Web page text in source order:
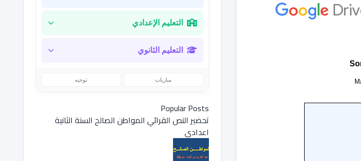
التعليم الإعدادي
التعليم الثانوي
مباريات توجيه
Popular Posts
تحضير النص القرائي المواطن الصالح السنة الثانية
اعدادي